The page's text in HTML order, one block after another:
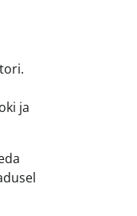
ja